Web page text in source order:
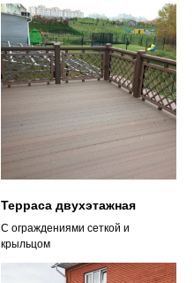
Терраса двухэтажная
С ограждениями сеткой и
крыльцом